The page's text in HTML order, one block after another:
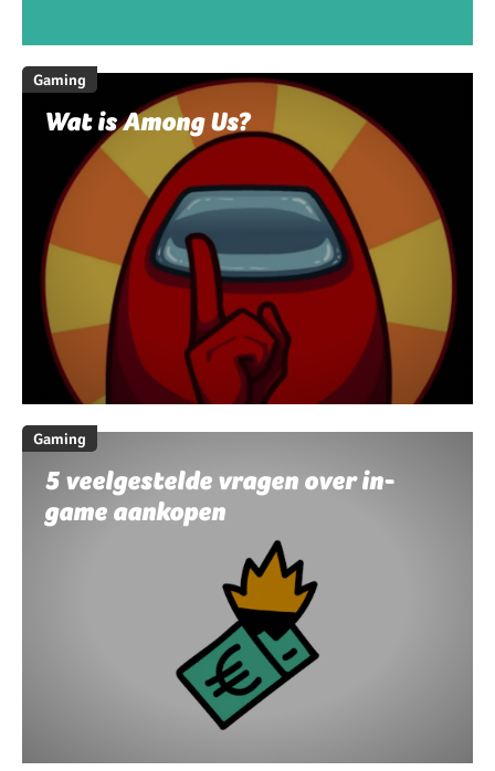
Gaming
Wat is Among Us?
Gaming
5 veelgestelde vragen over in-
game aankopen